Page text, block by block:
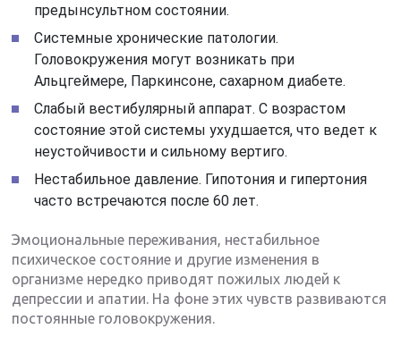
предынсультном состоянии.
Системные хронические патологии.
Головокружения могут возникать при
Альцгеймере, Паркинсоне, сахарном диабете.
Слабый вестибулярный аппарат. С возрастом
состояние этой системы ухудшается, что ведет к
неустойчивости и сильному вертиго.
Нестабильное давление. Гипотония и гипертония
часто встречаются после 60 лет.
Эмоциональные переживания, нестабильное
психическое состояние и другие изменения в
организме нередко приводят пожилых людей к
депрессии и апатии. На фоне этих чувств развиваются
постоянные головокружения.